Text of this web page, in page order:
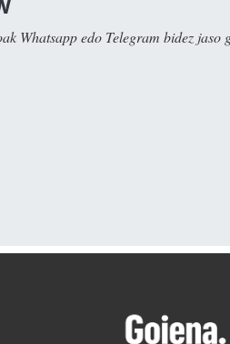
Whatsapp edo Telegram bidez